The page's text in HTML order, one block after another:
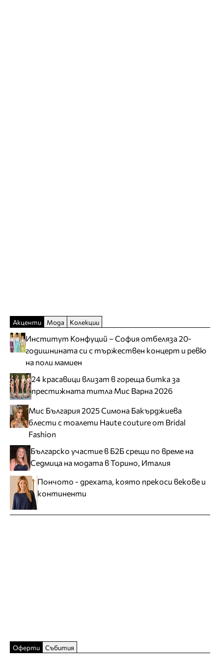
Акценти Мода Колекции
Институт Конфуций – София отбеляза 20-
годишнината си с тържествен концерт и ревю
на поли мамиен
24 красавици влизат в гореща битка за
престижната титла Мис Варна 2026
Мис България 2025 Симона Бакърджиева
блести с тоалети Haute couture от Bridal
Fashion
Българско участие в Б2Б срещи по време на
Седмица на модата в Торино, Италия
Пончото - дрехата, която прекоси векове и
континенти
Оферти Събития